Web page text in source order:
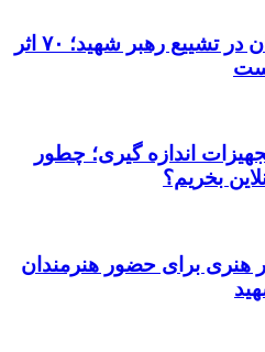
حضور پررنگ هنرمندان در تشییع رهبر شهید؛ ۷۰ اثر
اندازه گیری؛ چطور
بخریم؟
هنری برای حضور هنرمندان